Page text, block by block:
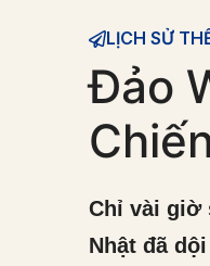
LỊCH SỬ
Đảo
Chỉ vài giờ
Nhật đã